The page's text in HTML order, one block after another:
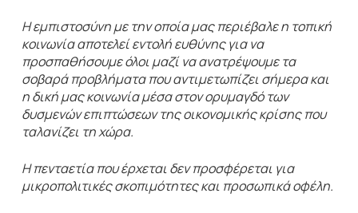
Η εμπιστοσύνη με την οποία μας περιέβαλε η τοπική
κοινωνία αποτελεί εντολή ευθύνης για να
προσπαθήσουμε όλοι μαζί να ανατρέψουμε τα
σοβαρά προβλήματα που αντιμετωπίζει σήμερα και
η δική μας κοινωνία μέσα στον ορυμαγδό των
δυσμενών επιπτώσεων της οικονομικής κρίσης που
ταλανίζει τη χώρα.
Η πενταετία που έρχεται δεν προσφέρεται για
μικροπολιτικές σκοπιμότητες και προσωπικά οφέλη.